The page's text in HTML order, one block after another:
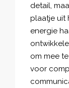
detail,
plaatje uit
energie
om mee
voor